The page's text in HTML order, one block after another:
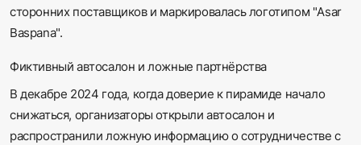
сторонних поставщиков и маркировалась логотипом "Asar
Baspana".
Фиктивный автосалон и ложные партнёрства
В декабре 2024 года, когда доверие к пирамиде начало
снижаться, организаторы открыли автосалон и
распространили ложную информацию о сотрудничестве с